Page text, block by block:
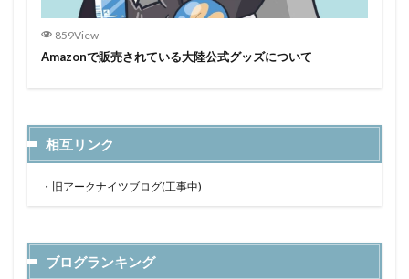
859View
Amazonで販売されている大陸公式グッズについて
相互リンク
・ 旧アークナイツブログ(工事中)
ブログランキング